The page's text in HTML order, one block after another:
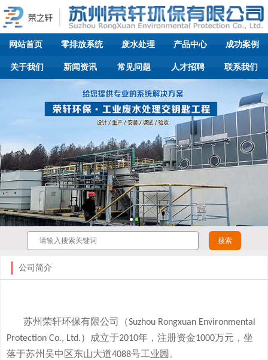
网站首页 零排放系统 废水处理 产品中心 成功案例
关于我们 新闻资讯 常见问题 人才招聘 联系我们
公司简介
苏州荣轩环保有限公司（Suzhou Rongxuan Environmental
Protection Co., Ltd.）成立于2010年，注册资金1000万元，坐
落于苏州吴中区东山大道4088号工业园。